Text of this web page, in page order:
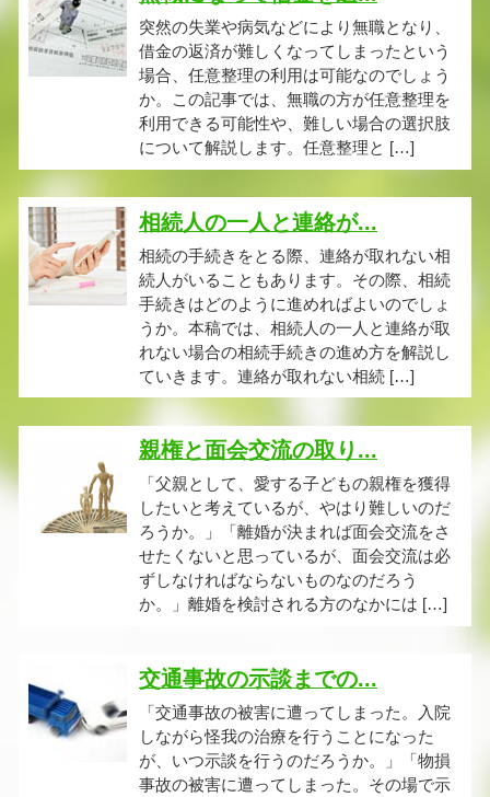
突然の失業や病気などにより無職となり、
借金の返済が難しくなってしまったという
場合、任意整理の利用は可能なのでしょう
か。この記事では、無職の方が任意整理を
利用できる可能性や、難しい場合の選択肢
について解説します。任意整理と […]
相続人の一人と連絡が...
相続の手続きをとる際、連絡が取れない相
続人がいることもあります。その際、相続
手続きはどのように進めればよいのでしょ
うか。本稿では、相続人の一人と連絡が取
れない場合の相続手続きの進め方を解説し
ていきます。連絡が取れない相続 […]
親権と面会交流の取り...
「父親として、愛する子どもの親権を獲得
したいと考えているが、やはり難しいのだ
ろうか。」「離婚が決まれば面会交流をさ
せたくないと思っているが、面会交流は必
ずしなければならないものなのだろう
か。」離婚を検討される方のなかには […]
交通事故の示談までの...
「交通事故の被害に遭ってしまった。入院
しながら怪我の治療を行うことになった
が、いつ示談を行うのだろうか。」「物損
事故の被害に遭ってしまった。その場で示